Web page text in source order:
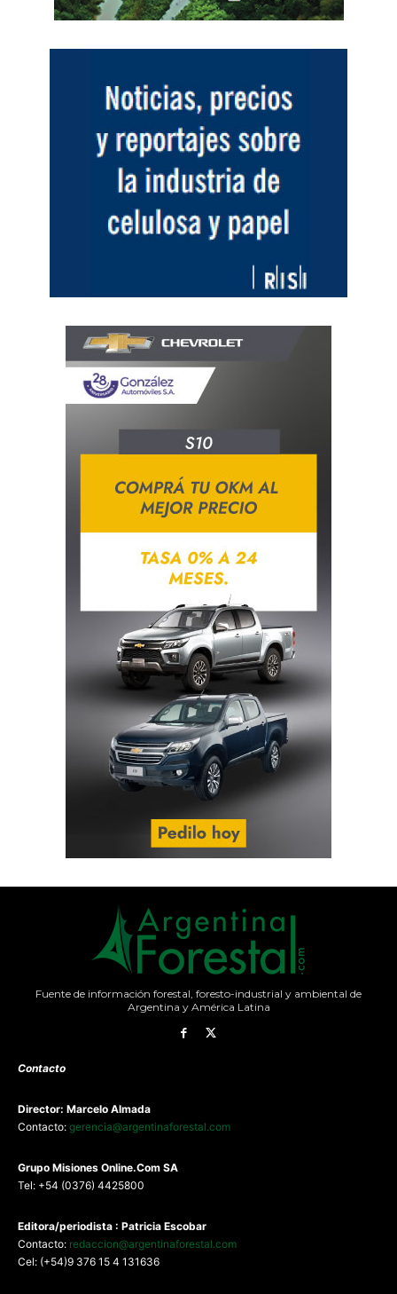
Fuente de información forestal, foresto-industrial y ambiental de
Argentina y América Latina
Contacto
Director: Marcelo Almada
Contacto: gerencia@argentinaforestal.com
Grupo Misiones Online.Com SA
Tel: +54 (0376) 4425800
Editora/periodista : Patricia Escobar
Contacto: redaccion@argentinaforestal.com
Cel: (+54)9 376 15 4 131636